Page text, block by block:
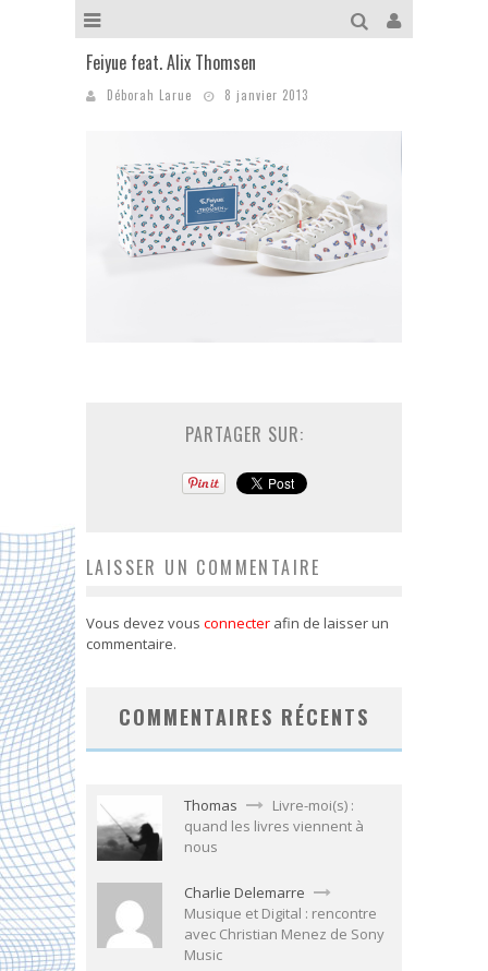
Feiyue feat. Alix Thomsen
Déborah Larue 8 janvier 2013
PARTAGER SUR:
LAISSER UN COMMENTAIRE
Vous devez vous connecter afin de laisser un
commentaire.
COMMENTAIRES RÉCENTS
Thomas
Livre-moi(s) :
quand les livres viennent à
nous
Charlie Delemarre
Musique et Digital : rencontre
avec Christian Menez de Sony
Music